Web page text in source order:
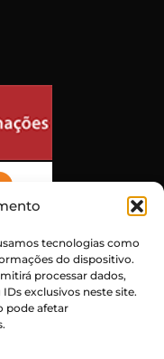
tecnologias como
do dispositivo.
processar dados,
exclusivos neste site.
pode afetar